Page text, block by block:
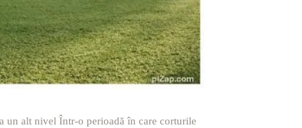
un alt nivel Într-o perioadă în care corturile